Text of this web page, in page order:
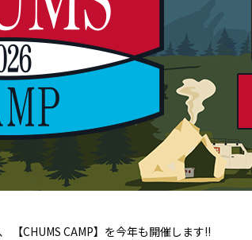
【CHUMS CAMP】を今年も開催します!!